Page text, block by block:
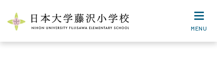
MENU